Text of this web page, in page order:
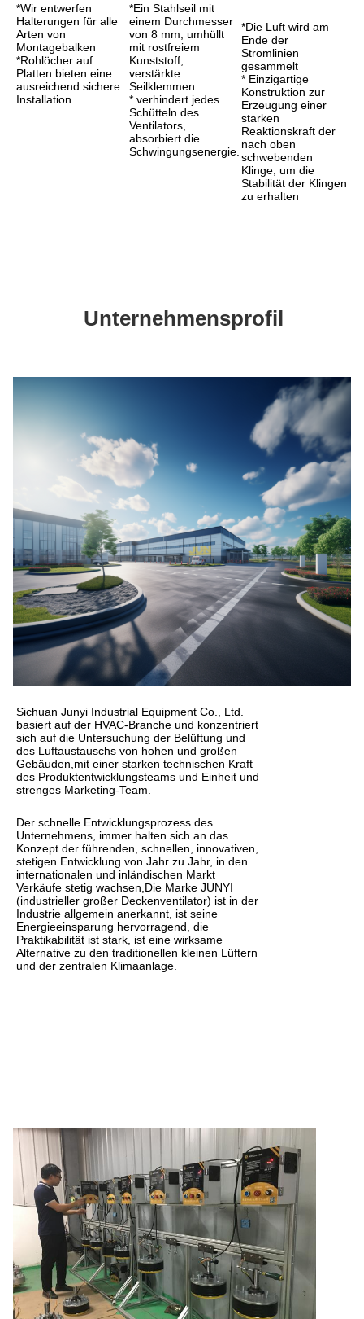
*Wir entwerfen
Halterungen für alle
Arten von
Montagebalken
*Rohlöcher auf
Platten bieten eine
ausreichend sichere
Installation
*Ein Stahlseil mit
einem Durchmesser
von 8 mm, umhüllt
mit rostfreiem
Kunststoff,
verstärkte
Seilklemmen
* verhindert jedes
Schütteln des
Ventilators,
absorbiert die
Schwingungsenergie.
*Die Luft wird am
Ende der
Stromlinien
gesammelt
* Einzigartige
Konstruktion zur
Erzeugung einer
starken
Reaktionskraft der
nach oben
schwebenden
Klinge, um die
Stabilität der Klingen
zu erhalten
Unternehmensprofil
Sichuan Junyi Industrial Equipment Co., Ltd.
basiert auf der HVAC-Branche und konzentriert
sich auf die Untersuchung der Belüftung und
des Luftaustauschs von hohen und großen
Gebäuden,mit einer starken technischen Kraft
des Produktentwicklungsteams und Einheit und
strenges Marketing-Team.
Der schnelle Entwicklungsprozess des
Unternehmens, immer halten sich an das
Konzept der führenden, schnellen, innovativen,
stetigen Entwicklung von Jahr zu Jahr, in den
internationalen und inländischen Markt
Verkäufe stetig wachsen,Die Marke JUNYI
(industrieller großer Deckenventilator) ist in der
Industrie allgemein anerkannt, ist seine
Energieeinsparung hervorragend, die
Praktikabilität ist stark, ist eine wirksame
Alternative zu den traditionellen kleinen Lüftern
und der zentralen Klimaanlage.